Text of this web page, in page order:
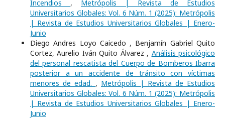
Incendios , Metrópolis | Revista de Estudios
Universitarios Globales: Vol. 6 Núm. 1 (2025): Metrópolis
| Revista de Estudios Universitarios Globales | Enero-
Junio
Diego Andres Loyo Caicedo , Benjamín Gabriel Quito
Cortez, Aurelio Iván Quito Álvarez , Análisis psicológico
del personal rescatista del Cuerpo de Bomberos Ibarra
posterior a un accidente de tránsito con víctimas
menores de edad. , Metrópolis | Revista de Estudios
Universitarios Globales: Vol. 6 Núm. 1 (2025): Metrópolis
| Revista de Estudios Universitarios Globales | Enero-
Junio